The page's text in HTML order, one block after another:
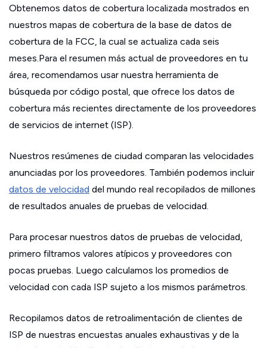
Obtenemos datos de cobertura localizada mostrados en
nuestros mapas de cobertura de la base de datos de
cobertura de la FCC, la cual se actualiza cada seis
meses.Para el resumen más actual de proveedores en tu
área, recomendamos usar nuestra herramienta de
búsqueda por código postal, que ofrece los datos de
cobertura más recientes directamente de los proveedores
de servicios de internet (ISP).
Nuestros resúmenes de ciudad comparan las velocidades
anunciadas por los proveedores. También podemos incluir
datos de velocidad del mundo real recopilados de millones
de resultados anuales de pruebas de velocidad.
Para procesar nuestros datos de pruebas de velocidad,
primero filtramos valores atípicos y proveedores con
pocas pruebas. Luego calculamos los promedios de
velocidad con cada ISP sujeto a los mismos parámetros.
Recopilamos datos de retroalimentación de clientes de
ISP de nuestras encuestas anuales exhaustivas y de la